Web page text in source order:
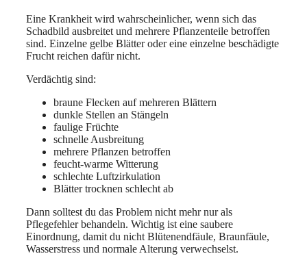
Eine Krankheit wird wahrscheinlicher, wenn sich das
Schadbild ausbreitet und mehrere Pflanzenteile betroffen
sind. Einzelne gelbe Blätter oder eine einzelne beschädigte
Frucht reichen dafür nicht.
Verdächtig sind:
braune Flecken auf mehreren Blättern
dunkle Stellen an Stängeln
faulige Früchte
schnelle Ausbreitung
mehrere Pflanzen betroffen
feucht-warme Witterung
schlechte Luftzirkulation
Blätter trocknen schlecht ab
Dann solltest du das Problem nicht mehr nur als
Pflegefehler behandeln. Wichtig ist eine saubere
Einordnung, damit du nicht Blütenendfäule, Braunfäule,
Wasserstress und normale Alterung verwechselst.